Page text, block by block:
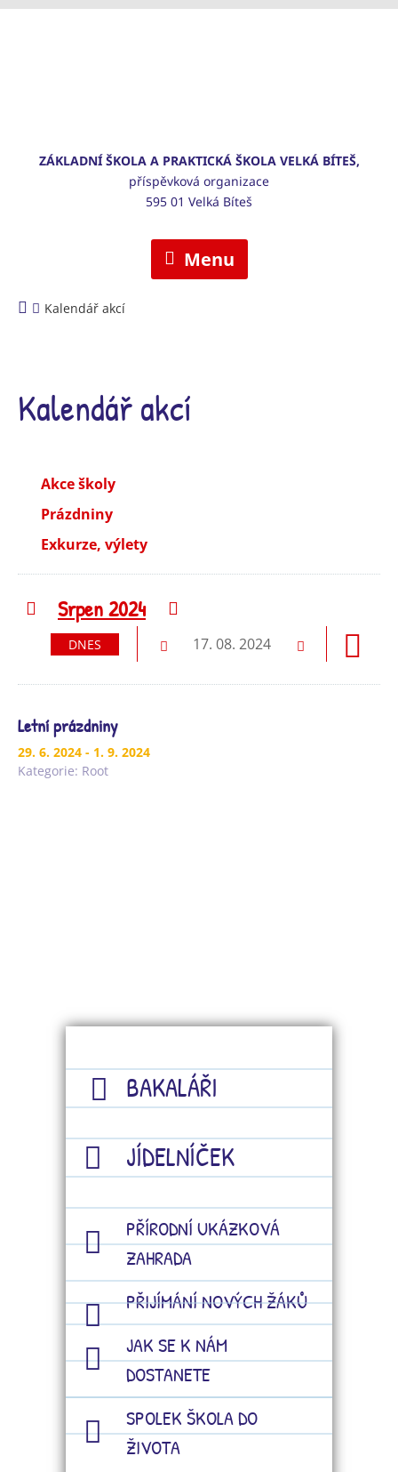
ZÁKLADNÍ ŠKOLA A PRAKTICKÁ ŠKOLA VELKÁ BÍTEŠ,
příspěvková organizace
595 01 Velká Bíteš
Menu
Kalendář akcí
Kalendář akcí
Akce školy
Prázdniny
Exkurze, výlety
Předchozí
Srpen 2024
DNES Předchozí
17. 08. 2024
Letní prázdniny
29. 6. 2024 - 1. 9. 2024
Kategorie: Root
BAKALÁŘI
JÍDELNÍČEK
PŘÍRODNÍ UKÁZKOVÁ
ZAHRADA
PŘIJÍMÁNÍ NOVÝCH ŽÁKŮ
JAK SE K NÁM
DOSTANETE
SPOLEK ŠKOLA DO
ŽIVOTA